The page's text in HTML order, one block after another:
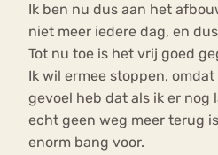
Ik ben nu dus aan het
niet meer iedere dag, en
Tot nu toe is het vrij goed
Ik wil ermee stoppen,
gevoel heb dat als ik er nog
echt geen weg meer terug
enorm bang voor.